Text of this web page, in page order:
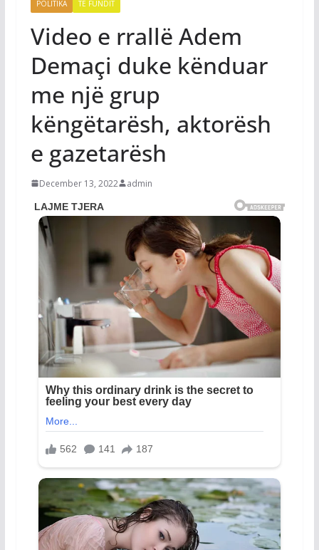
POLITIKA TË FUNDIT
Video e rrallë Adem
Demaçi duke kënduar
me një grup
këngëtarësh, aktorësh
e gazetarësh
December 13, 2022 admin